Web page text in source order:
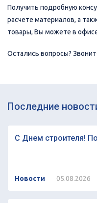
Получить подробную
расчете материалов, а
товары, Вы можете в
Остались вопросы?
Последние
С Днем строителя!
Новости 05.08.2026